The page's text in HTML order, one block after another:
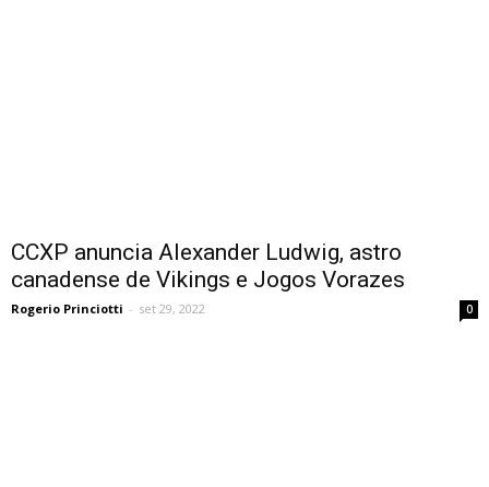
CCXP anuncia Alexander Ludwig, astro
canadense de Vikings e Jogos Vorazes
Rogerio Princiotti - set 29, 2022 0